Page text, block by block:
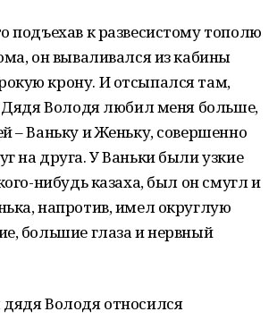
подъехав к развесистому тополю
он вываливался из кабины
крону. И отсыпался там,
Дядя Володя любил меня больше,
– Ваньку и Женьку, совершенно
на друга. У Ваньки были узкие
нибудь казаха, был он смугл и
напротив, имел округлую
большие глаза и нервный
Володя относился